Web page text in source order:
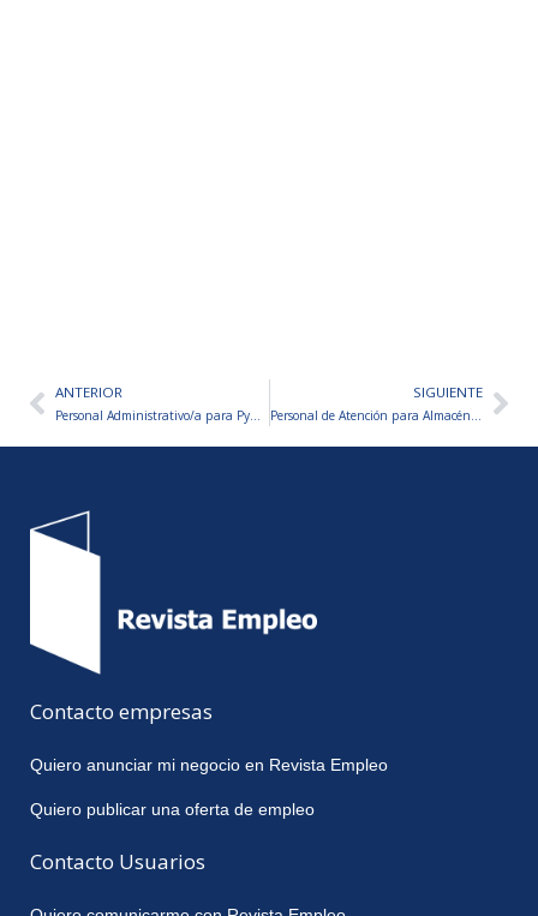
AntANTERIOR
Personal Administrativo/a para Pyme Metalúrgica
SIGUIENTE
Personal de Atención para Almacén de Fiambres
Contacto empresas
Quiero anunciar mi negocio en Revista Empleo
Quiero publicar una oferta de empleo
Contacto Usuarios